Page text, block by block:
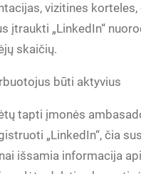
vizitines
įtraukti „LinkedIn“
skaičių.
būti aktyvius
tapti įmonės
„LinkedIn“, čia
išsamia informacija